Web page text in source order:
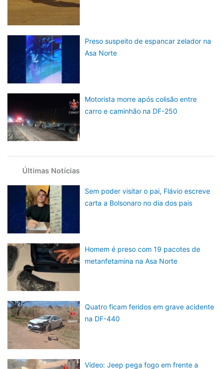
Preso suspeito de espancar zelador na
Asa Norte
Motorista morre após colisão entre
carro e caminhão na DF-250
Últimas Notícias
Sem poder visitar o pai, Flávio escreve
carta a Bolsonaro no dia dos pais
Homem é preso com 19 pacotes de
metanfetamina na Asa Norte
Quatro ficam feridos em grave acidente
na DF-440
Vídeo: Jeep pega fogo em frente a